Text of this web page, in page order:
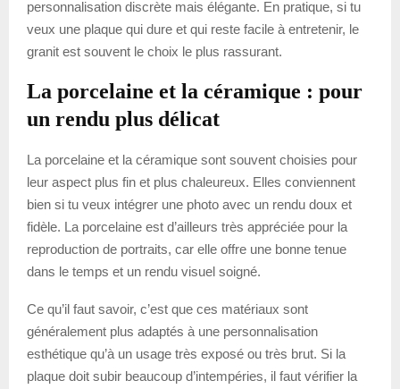
personnalisation discrète mais élégante. En pratique, si tu
veux une plaque qui dure et qui reste facile à entretenir, le
granit est souvent le choix le plus rassurant.
La porcelaine et la céramique : pour
un rendu plus délicat
La porcelaine et la céramique sont souvent choisies pour
leur aspect plus fin et plus chaleureux. Elles conviennent
bien si tu veux intégrer une photo avec un rendu doux et
fidèle. La porcelaine est d’ailleurs très appréciée pour la
reproduction de portraits, car elle offre une bonne tenue
dans le temps et un rendu visuel soigné.
Ce qu’il faut savoir, c’est que ces matériaux sont
généralement plus adaptés à une personnalisation
esthétique qu’à un usage très exposé ou très brut. Si la
plaque doit subir beaucoup d’intempéries, il faut vérifier la